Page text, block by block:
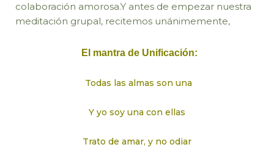
colaboración amorosa.Y antes de empezar nuestra
meditación grupal, recitemos unánimemente,
El mantra de Unificación:
Todas las almas son una
Y yo soy una con ellas
Trato de amar, y no odiar